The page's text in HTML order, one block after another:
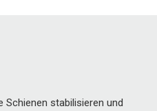
Schienen stabilisieren und